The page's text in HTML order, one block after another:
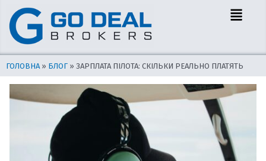
Перейти
до
вмісту
Menu
ГОЛОВНА » БЛОГ » ЗАРПЛАТА ПІЛОТА: СКІЛЬКИ РЕАЛЬНО ПЛАТЯТЬ
Навігація
по
запису